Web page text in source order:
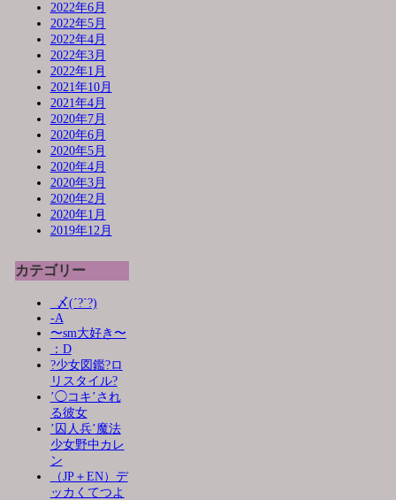
2022年6月
2022年5月
2022年4月
2022年3月
2022年1月
2021年10月
2021年4月
2020年7月
2020年6月
2020年5月
2020年4月
2020年3月
2020年2月
2020年1月
2019年12月
カテゴリー
_〆(´?`?)
-A
〜sm大好き〜
：D
?少女図鑑?ロ
リスタイル?
’◯コキ’され
る彼女
’囚人兵’魔法
少女野中カレ
ン
（JP＋EN）デ
ッカくてつよ